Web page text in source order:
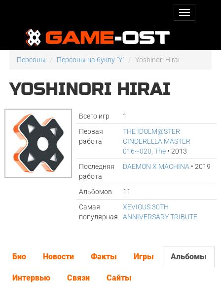
Персоны Персоны на букву "Y" Yoshinori Hirai
YOSHINORI HIRAI
Всего игр
1
Первая
работа
THE IDOLM@STER
CINDERELLA MASTER
016~020, The • 2013
Последняя
работа
DAEMON X MACHINA • 2019
Альбомов
11
Самая
популярная
XEVIOUS 30TH
ANNIVERSARY TRIBUTE
Био Новости Факты Игры Альбомы
Интервью Связи Сайты